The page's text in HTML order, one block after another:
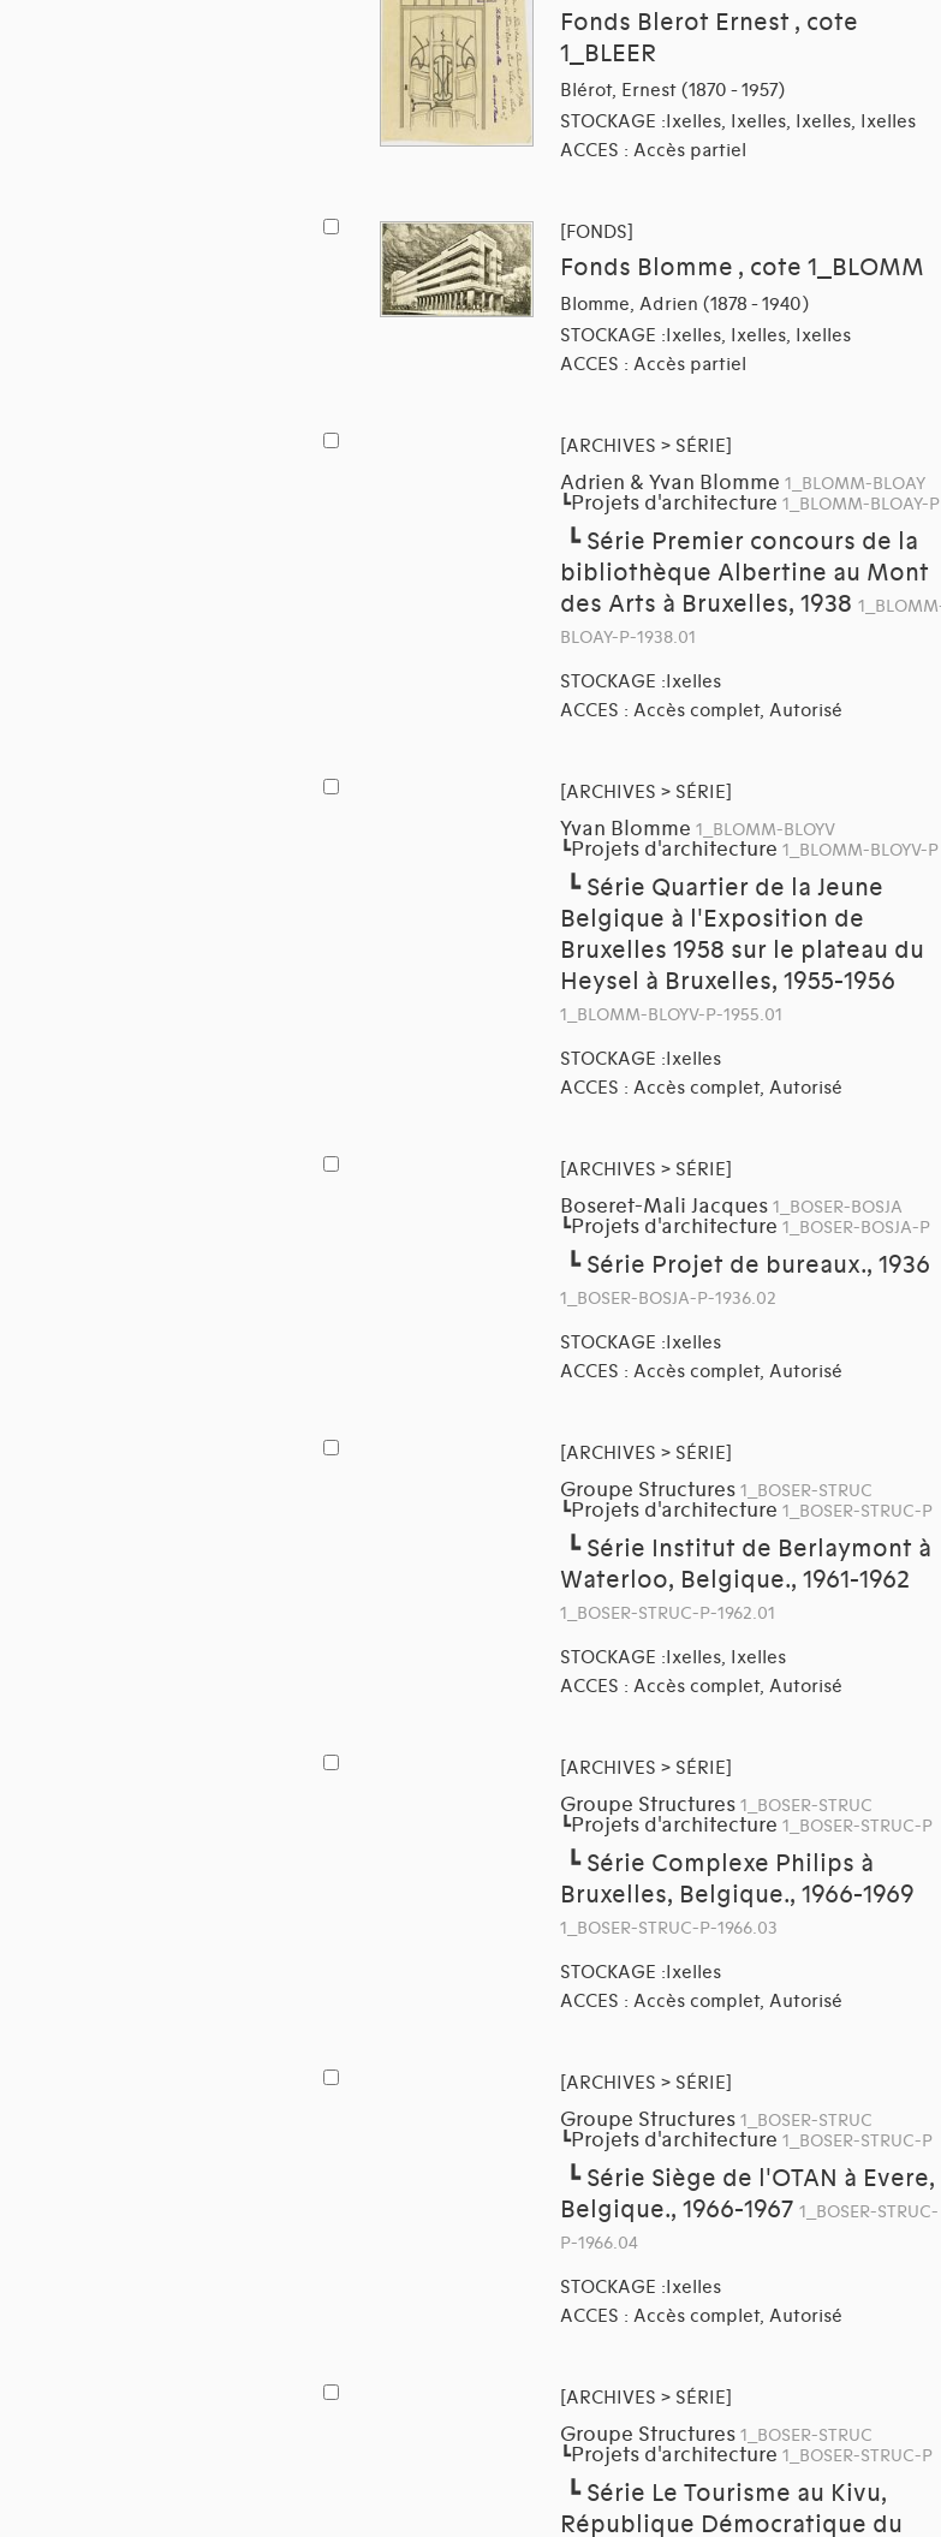
Fonds Blerot Ernest , cote
1_BLEER
Blérot, Ernest (1870 - 1957)
STOCKAGE :Ixelles, Ixelles, Ixelles, Ixelles
ACCES : Accès partiel
[FONDS]
Fonds Blomme , cote 1_BLOMM
Blomme, Adrien (1878 - 1940)
STOCKAGE :Ixelles, Ixelles, Ixelles
ACCES : Accès partiel
[ARCHIVES > SÉRIE]
Adrien & Yvan Blomme 1_BLOMM-BLOAY
┗Projets d'architecture 1_BLOMM-BLOAY-P
┗ Série Premier concours de la
bibliothèque Albertine au Mont
des Arts à Bruxelles, 1938
BLOAY-P-1938.01
STOCKAGE :Ixelles
ACCES : Accès complet, Autorisé
[ARCHIVES > SÉRIE]
Yvan Blomme 1_BLOMM-BLOYV
┗Projets d'architecture 1_BLOMM-BLOYV-P
┗ Série Quartier de la Jeune
Belgique à l'Exposition de
Bruxelles 1958 sur le plateau du
Heysel à Bruxelles, 1955-1956
1_BLOMM-BLOYV-P-1955.01
STOCKAGE :Ixelles
ACCES : Accès complet, Autorisé
[ARCHIVES > SÉRIE]
Boseret-Mali Jacques 1_BOSER-BOSJA
┗Projets d'architecture 1_BOSER-BOSJA-P
┗ Série Projet de bureaux., 1936
1_BOSER-BOSJA-P-1936.02
STOCKAGE :Ixelles
ACCES : Accès complet, Autorisé
[ARCHIVES > SÉRIE]
Groupe Structures 1_BOSER-STRUC
┗Projets d'architecture 1_BOSER-STRUC-P
┗ Série Institut de Berlaymont à
Waterloo, Belgique., 1961-1962
1_BOSER-STRUC-P-1962.01
STOCKAGE :Ixelles, Ixelles
ACCES : Accès complet, Autorisé
[ARCHIVES > SÉRIE]
Groupe Structures 1_BOSER-STRUC
┗Projets d'architecture 1_BOSER-STRUC-P
┗ Série Complexe Philips à
Bruxelles, Belgique., 1966-1969
1_BOSER-STRUC-P-1966.03
STOCKAGE :Ixelles
ACCES : Accès complet, Autorisé
[ARCHIVES > SÉRIE]
Groupe Structures 1_BOSER-STRUC
┗Projets d'architecture 1_BOSER-STRUC-P
┗ Série Siège de l'OTAN à Evere,
Belgique., 1966-1967 1_BOSER-STRUC-
P-1966.04
STOCKAGE :Ixelles
ACCES : Accès complet, Autorisé
[ARCHIVES > SÉRIE]
Groupe Structures 1_BOSER-STRUC
┗Projets d'architecture 1_BOSER-STRUC-P
┗ Série Le Tourisme au Kivu,
République Démocratique du